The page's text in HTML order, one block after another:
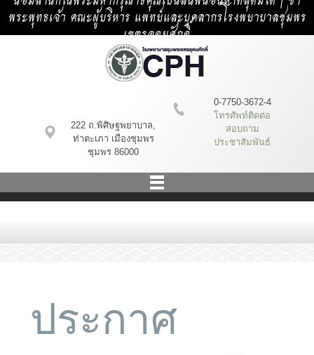
พระพุทธเจ้า คณะผู้บริหาร แพทย์และบุคลากรโรงพยาบาลชุมพร
เขตรอุดมศักดิ์
222 ถ.พิศิษฐพยาบาล,
ท่าตะเภา เมืองชุมพร
ชุมพร 86000
0-7750-3672-4
โทรศัพท์ติดต่อ
สอบถาม
ประชาสัมพันธ์
ประกาศ